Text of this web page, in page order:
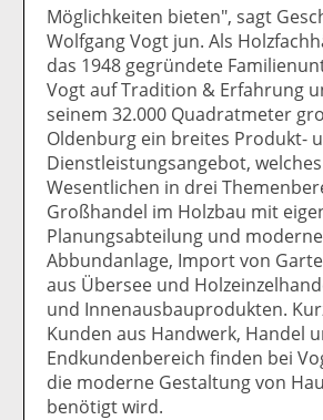
Möglichkeiten bieten", sagt
Wolfgang Vogt jun. Als
das 1948 gegründete
Vogt auf Tradition & Erfahrung
seinem 32.000 Quadratmeter
Oldenburg ein breites Produkt-
Dienstleistungsangebot,
Wesentlichen in drei
Großhandel im Holzbau mit
Planungsabteilung und
Abbundanlage, Import von
aus Übersee und
und Innenausbauprodukten.
Kunden aus Handwerk, Handel
Endkundenbereich finden bei
die moderne Gestaltung von
benötigt wird.